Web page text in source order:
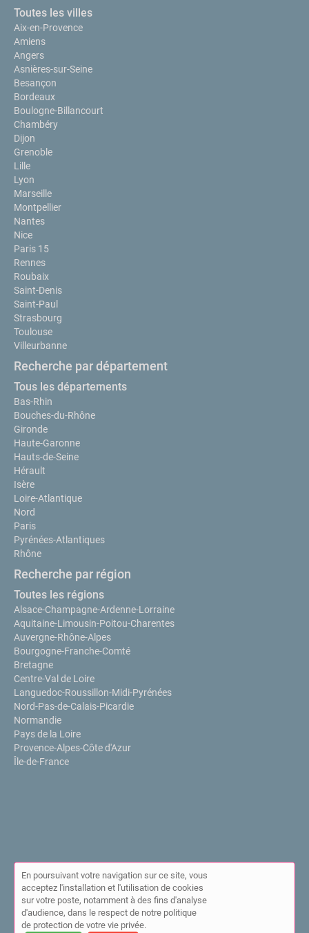
Toutes les villes
Aix-en-Provence
Amiens
Angers
Asnières-sur-Seine
Besançon
Bordeaux
Boulogne-Billancourt
Chambéry
Dijon
Grenoble
Lille
Lyon
Marseille
Montpellier
Nantes
Nice
Paris 15
Rennes
Roubaix
Saint-Denis
Saint-Paul
Strasbourg
Toulouse
Villeurbanne
Recherche par département
Tous les départements
Bas-Rhin
Bouches-du-Rhône
Gironde
Haute-Garonne
Hauts-de-Seine
Hérault
Isère
Loire-Atlantique
Nord
Paris
Pyrénées-Atlantiques
Rhône
Recherche par région
Toutes les régions
Alsace-Champagne-Ardenne-Lorraine
Aquitaine-Limousin-Poitou-Charentes
Auvergne-Rhône-Alpes
Bourgogne-Franche-Comté
Bretagne
Centre-Val de Loire
Languedoc-Roussillon-Midi-Pyrénées
Nord-Pas-de-Calais-Picardie
Normandie
Pays de la Loire
Provence-Alpes-Côte d'Azur
Île-de-France
© Annuaire de l'IPPP 2026 |Plan du site|Mon compte
Mentions légales|Cookies
En poursuivant votre navigation sur ce site, vous
acceptez l'installation et l'utilisation de cookies
sur votre poste, notamment à des fins d'analyse
d'audience, dans le respect de notre politique
de protection de votre vie privée.